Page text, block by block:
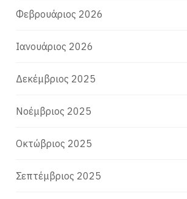
Φεβρουάριος 2026
Ιανουάριος 2026
Δεκέμβριος 2025
Νοέμβριος 2025
Οκτώβριος 2025
Σεπτέμβριος 2025